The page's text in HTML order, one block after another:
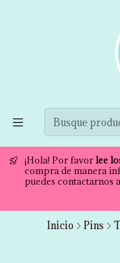
¡Hola! Por favorlee
compra de manera
puedes contactarnos
Inicio Pins